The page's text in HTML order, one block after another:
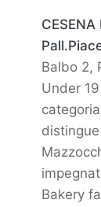
Balbo 2,
Under
Bakery